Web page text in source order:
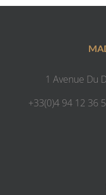
1 Avenue Du
+33(0)4 94 12 36